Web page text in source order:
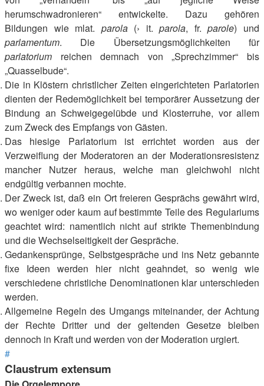
herumschwadronieren“ entwickelte. Dazu gehören
Bildungen wie mlat. parola(› it.parola, fr.parole) und
parlamentum. Die Übersetzungsmöglichkeiten für
parlatorium reichen demnach von „Sprechzimmer“ bis
„Quasselbude“.
Die in Klöstern christlicher Zeiten eingerichteten Parlatorien
dienten der Redemöglichkeit bei temporärer Aussetzung der
Bindung an Schweigegelübde und Klosterruhe, vor allem
zum Zweck des Empfangs von Gästen.
Das hiesige Parlatorium ist errichtet worden aus der
Verzweiflung der Moderatoren an der Moderationsresistenz
mancher Nutzer heraus, welche man gleichwohl nicht
endgültig verbannen mochte.
Der Zweck ist, daß ein Ort freieren Gesprächs gewährt wird,
wo weniger oder kaum auf bestimmte Teile des Regulariums
geachtet wird: namentlich nicht auf strikte Themenbindung
und die Wechselseitigkeit der Gespräche.
Gedankensprünge, Selbstgespräche und ins Netz gebannte
fixe Ideen werden hier nicht geahndet, so wenig wie
verschiedene christliche Denominationen klar unterschieden
werden.
Allgemeine Regeln des Umgangs miteinander, der Achtung
der Rechte Dritter und der geltenden Gesetze bleiben
dennoch in Kraft und werden von der Moderation urgiert.
#
Claustrum extensum